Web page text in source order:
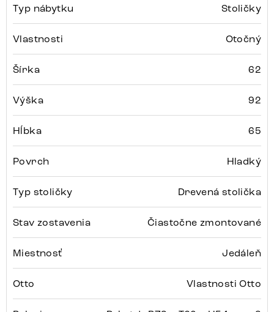
Typ nábytku Stoličky
Vlastnosti Otočný
Šírka 62
Výška 92
Hĺbka 65
Povrch Hladký
Typ stoličky Drevená stolička
Stav zostavenia Čiastočne zmontované
Miestnosť Jedáleň
Otto Vlastnosti Otto